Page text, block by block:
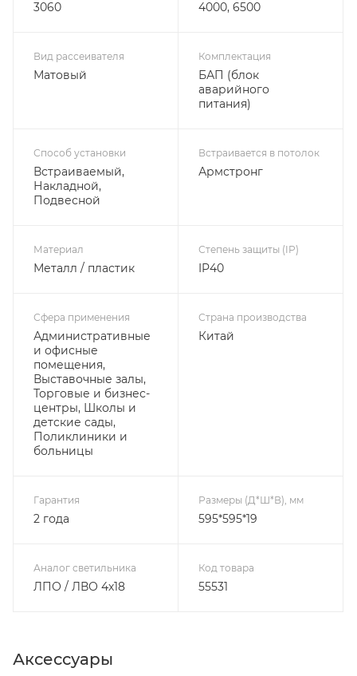
3060 4000, 6500
Вид рассеивателя
Матовый
Комплектация
БАП (блок
аварийного
питания)
Способ установки
Встраиваемый,
Накладной,
Подвесной
Встраивается в потолок
Армстронг
Материал
Металл / пластик
Степень защиты (IP)
IP40
Сфера применения
Административные
и офисные
помещения,
Выставочные залы,
Торговые и бизнес-
центры, Школы и
детские сады,
Поликлиники и
больницы
Страна производства
Китай
Гарантия
2 года
Размеры (Д*Ш*В), мм
595*595*19
Аналог светильника
ЛПО / ЛВО 4х18
Код товара
55531
Аксессуары